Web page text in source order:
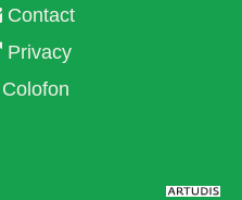
Contact
Privacy
Colofon